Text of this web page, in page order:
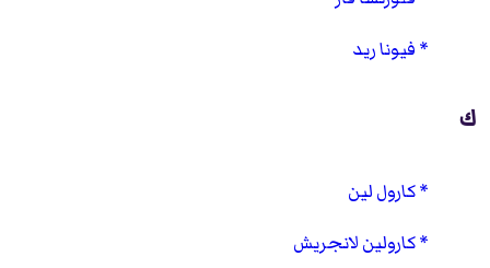
فيونا ريد
ك
كارول لين
كارولين لانجريش